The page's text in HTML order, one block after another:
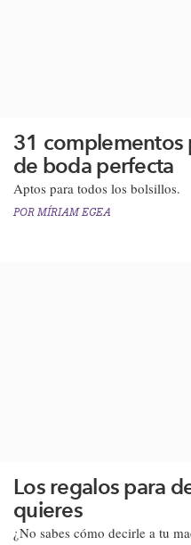
31 complementos
de boda perfecta
Aptos para todos los bolsillos.
POR MÍRIAM EGEA
Los regalos para
quieres
¿No sabes cómo decirle a tu